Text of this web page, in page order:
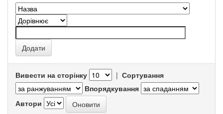
Вивести на сторінку | Сортування
Впорядкування
Автори